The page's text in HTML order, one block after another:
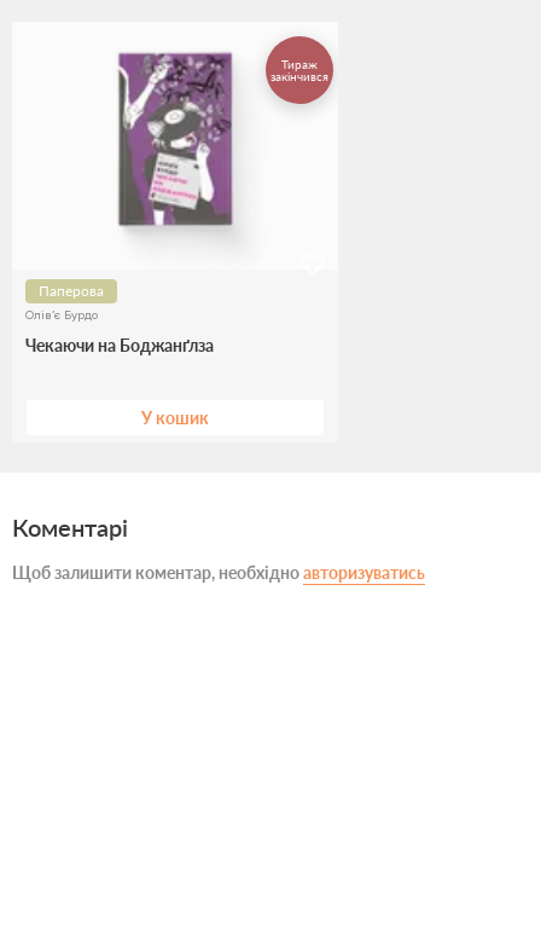
Тираж
закінчився
Паперова
Олів’є Бурдо
Чекаючи на Боджанґлза
У кошик
Коментарі
Щоб залишити коментар, необхідноавторизуватись